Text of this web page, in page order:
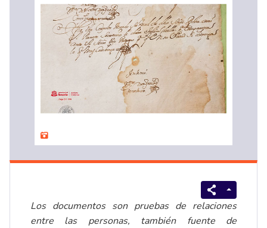
Los documentos son pruebas de relaciones
entre las personas, también fuente de